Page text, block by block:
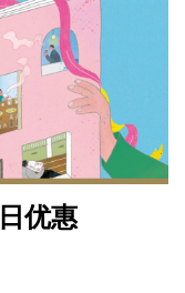
优惠